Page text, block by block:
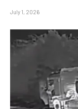
July 1, 2026